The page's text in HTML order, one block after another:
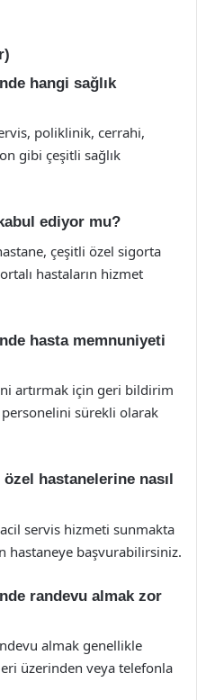
hangi sağlık
poliklinik, cerrahi,
gibi çeşitli sağlık
ediyor mu?
çeşitli özel sigorta
hastaların hizmet
hasta memnuniyeti
artırmak için geri bildirim
sürekli olarak
hastanelerine nasıl
servis hizmeti sunmakta
hastaneye başvurabilirsiniz.
randevu almak zor
almak genellikle
üzerinden veya telefonla